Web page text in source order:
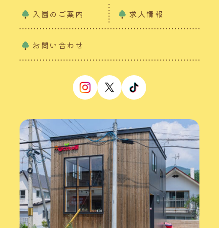
入園のご案内 求人情報
お問い合わせ